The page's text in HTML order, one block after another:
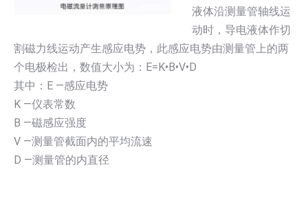
液体沿测量管轴线运
动时，导电液体作切
割磁力线运动产生感应电势，此感应电势由测量管上的两
个电极检出，数值大小为：E=K•B•V•D
其中：E —感应电势
K —仪表常数
B —磁感应强度
V —测量管截面内的平均流速
D —测量管的内直径